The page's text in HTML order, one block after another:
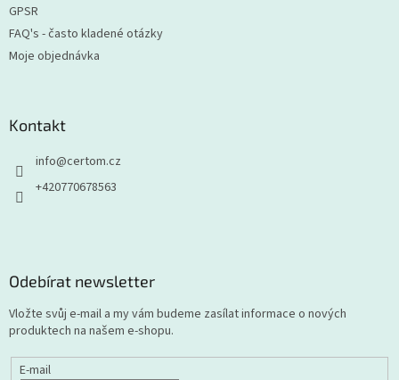
GPSR
FAQ's - často kladené otázky
Moje objednávka
Kontakt
info@certom.cz
+420770678563
Odebírat newsletter
Vložte svůj e-mail a my vám budeme zasílat informace o nových
produktech na našem e-shopu.
E-mail